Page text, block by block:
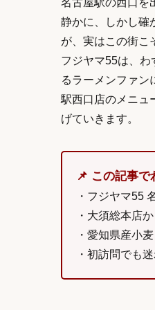
静かに、しかし確
が、実はこの街こ
フジヤマ55は、
るラーメンファン
駅西口店のメニュ
げていきます。
📌 この記事で
・フジヤマ55
・大須総本店
・愛知県産小
・初訪問でも